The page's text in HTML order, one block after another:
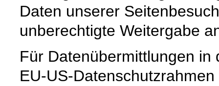
Daten unserer
unberechtigte Weitergabe
Für Datenübermittlungen in
EU-US-